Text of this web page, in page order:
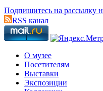
Подпишитесь на рассылку
RSS канал
О музее
Посетителям
Выставки
Экспозиции